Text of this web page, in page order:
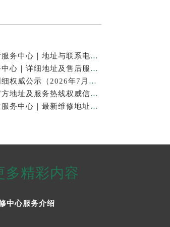
亲身到店探访上海劳力士官方售后服务中心｜地址与联系电话（2026年7月最新）
亲身探访上海劳力士官方售后服务中心｜详细地址及售后服务电话（2026年7月最新）
上海劳力士维修费最新收费标准明细权威公示（2026年7月最新）
上海劳力士官方售后服务中心｜官方地址及服务热线权威信息公示（2026年7月最新）
亲身到店探访上海劳力士官方售后服务中心｜最新维修地址与官方电话（2026年7月最新）
多精彩内容
中心服务介绍